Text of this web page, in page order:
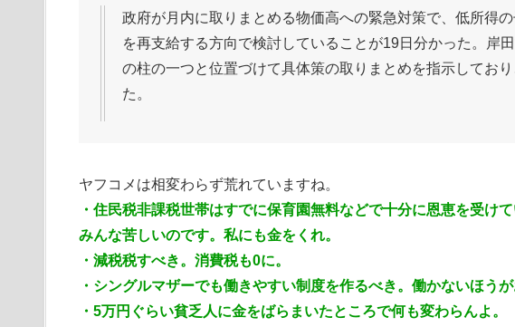
政府が月内に取りまとめる物価高への緊急対策で、低所得
を再支給する方向で検討していることが19日分かった。岸
の柱の一つと位置づけて具体策の取りまとめを指示してお
た。
ヤフコメは相変わらず荒れていますね。
・住民税非課税世帯はすでに保育園無料などで十分に恩恵を受け
みんな苦しいのです。私にも金をくれ。
・減税税すべき。消費税も0に。
・シングルマザーでも働きやすい制度を作るべき。働かないほうが
・5万円ぐらい貧乏人に金をばらまいたところで何も変わらんよ。